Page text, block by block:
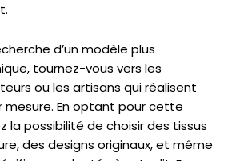
d’un modèle plus
tournez-vous vers les
ou les artisans qui réalisent
En optant pour cette
la possibilité de choisir des tissus
des designs originaux, et même